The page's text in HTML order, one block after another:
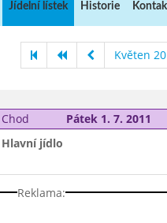
Jídelní lístek Historie
Květen
Chod Pátek 1. 7. 2011
Hlavní jídlo
Reklama: